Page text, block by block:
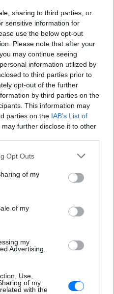
sharing to third parties, or
sensitive information for
use the below opt-out
Please note that after your
may continue seeing
information utilized by
to third parties prior to
opt-out of the further
by third parties on the
This information may
parties on the IAB’s List of
may further disclose it to other
Opt Outs
of my
of my
my
Advertising.
Use,
of my
with the
στο Google News
hot νέα.
νέα, μπείτε στηνροή
και στο Instagram